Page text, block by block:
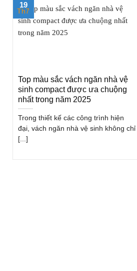
Top màu sắc vách ngăn nhà vệ
sinh compact được ưa chuộng
nhất trong năm 2025
Trong thiết kế các công trình hiện
đại, vách ngăn nhà vệ sinh không chỉ
[...]
19
Th7